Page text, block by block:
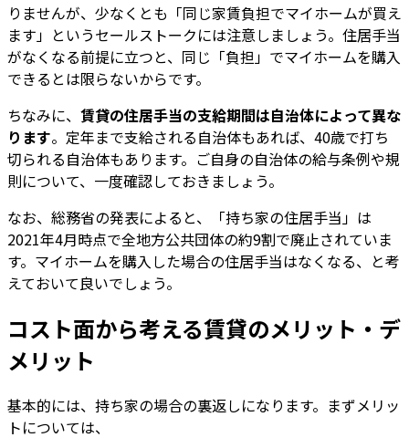
りませんが、少なくとも「同じ家賃負担でマイホームが買え
ます」というセールストークには注意しましょう。住居手当
がなくなる前提に立つと、同じ「負担」でマイホームを購入
できるとは限らないからです。
ちなみに、 賃貸の住居手当の支給期間は自治体によって異な
ります。定年まで支給される自治体もあれば、40歳で打ち
切られる自治体もあります。ご自身の自治体の給与条例や規
則について、一度確認しておきましょう。
なお、総務省の発表によると、「持ち家の住居手当」は
2021年4月時点で全地方公共団体の約9割で廃止されていま
す。マイホームを購入した場合の住居手当はなくなる、と考
えておいて良いでしょう。
コスト面から考える賃貸のメリット・デ
メリット
基本的には、持ち家の場合の裏返しになります。まずメリッ
トについては、